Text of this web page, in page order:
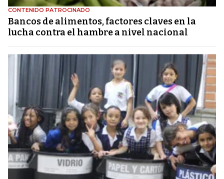
CONTENIDO PATROCINADO
Bancos de alimentos, factores claves en la
lucha contra el hambre a nivel nacional